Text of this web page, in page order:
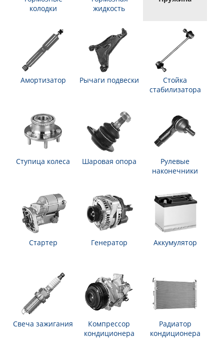
колодки
жидкость
Амортизатор Рычаги подвески
Стойка
стабилизатора
Ступица колеса Шаровая опора
Рулевые
наконечники
Стартер Генератор Аккумулятор
Свеча зажигания
Компрессор
кондиционера
Радиатор
кондиционера